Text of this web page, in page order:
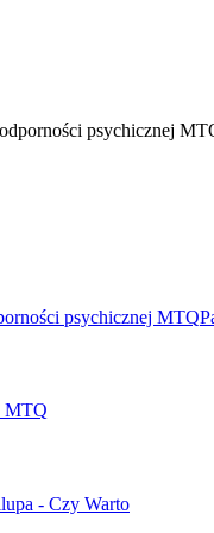
psychicznej
psychicznej MTQ
MTQ
- Czy Warto